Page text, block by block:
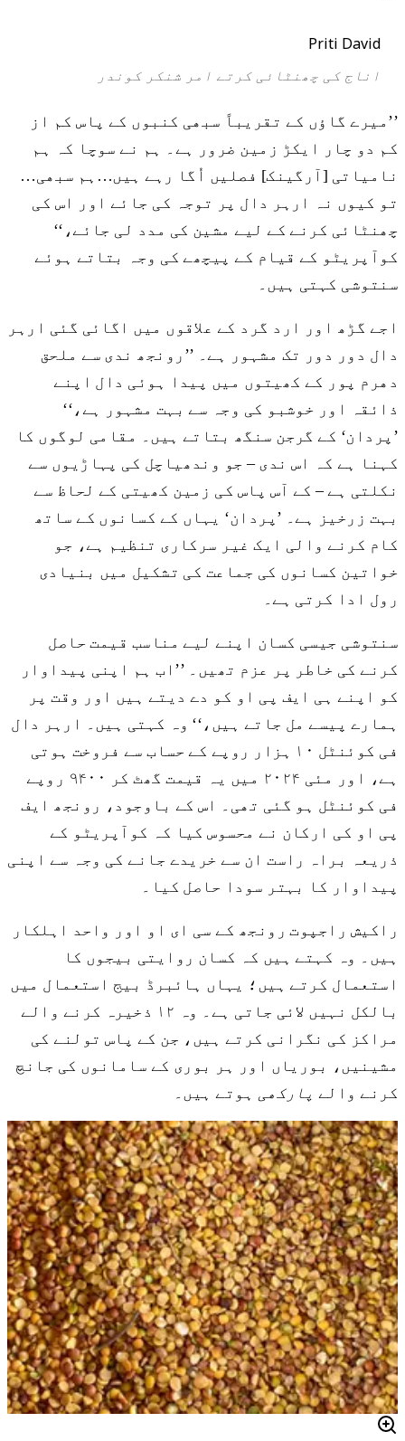
Priti David
اناج کی چھنٹائی کرتے امر شنکر کوندر
’’میرے گاؤں کے تقریباً سبھی کنبوں کے پاس کم از
کم دو چار ایکڑ زمین ضرور ہے۔ ہم نے سوچا کہ ہم
نامیاتی [آرگینک] فصلیں اُگا رہے ہیں…ہم سبھی…
تو کیوں نہ ارہر دال پر توجہ کی جائے اور اس کی
چھنٹائی کرنے کے لیے مشین کی مدد لی جائے،‘‘
کوآپریٹو کے قیام کے پیچھے کی وجہ بتاتے ہوئے
سنتوشی کہتی ہیں۔
اجے گڑھ اور ارد گرد کے علاقوں میں اگائی گئی ارہر
دال دور دور تک مشہور ہے۔ ’’رونجھ ندی سے ملحق
دھرم پور کے کھیتوں میں پیدا ہوئی دال اپنے
ذائقہ اور خوشبو کی وجہ سے بہت مشہور ہے،‘‘
’پردان‘ کے گرجن سنگھ بتاتے ہیں۔ مقامی لوگوں کا
کہنا ہے کہ اس ندی – جو وندھیاچل کی پہاڑیوں سے
نکلتی ہے – کے آس پاس کی زمین کھیتی کے لحاظ سے
بہت زرخیز ہے۔ ’پردان‘ یہاں کے کسانوں کے ساتھ
کام کرنے والی ایک غیر سرکاری تنظیم ہے، جو
خواتین کسانوں کی جماعت کی تشکیل میں بنیادی
رول ادا کرتی ہے۔
سنتوشی جیسی کسان اپنے لیے مناسب قیمت حاصل
کرنے کی خاطر پر عزم تھیں۔ ’’اب ہم اپنی پیداوار
کو اپنے ہی ایف پی او کو دے دیتے ہیں اور وقت پر
ہمارے پیسے مل جاتے ہیں،‘‘ وہ کہتی ہیں۔ ارہر دال
فی کوئنٹل ۱۰ ہزار روپے کے حساب سے فروخت ہوتی
ہے، اور مئی ۲۰۲۴ میں یہ قیمت گھٹ کر ۹۴۰۰ روپے
فی کوئنٹل ہو گئی تھی۔ اس کے باوجود، رونجھ ایف
پی او کی ارکان نے محسوس کیا کہ کوآپریٹو کے
ذریعہ براہ راست ان سے خریدے جانے کی وجہ سے اپنی
پیداوار کا بہتر سودا حاصل کیا۔
راکیش راجپوت رونجھ کے سی ای او اور واحد اہلکار
ہیں۔ وہ کہتے ہیں کہ کسان روایتی بیجوں کا
استعمال کرتے ہیں؛ یہاں ہائبرڈ بیج استعمال میں
بالکل نہیں لائی جاتی ہے۔ وہ ۱۲ ذخیرہ کرنے والے
مراکز کی نگرانی کرتے ہیں، جن کے پاس تولنے کی
مشینیں، بوریاں اور ہر بوری کے سامانوں کی جانچ
کرنے والے پارکھی ہوتے ہیں۔